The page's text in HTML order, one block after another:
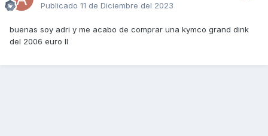
Publicado 11 de Diciembre del 2023
buenas soy adri y me acabo de comprar una kymco grand dink
del 2006 euro II